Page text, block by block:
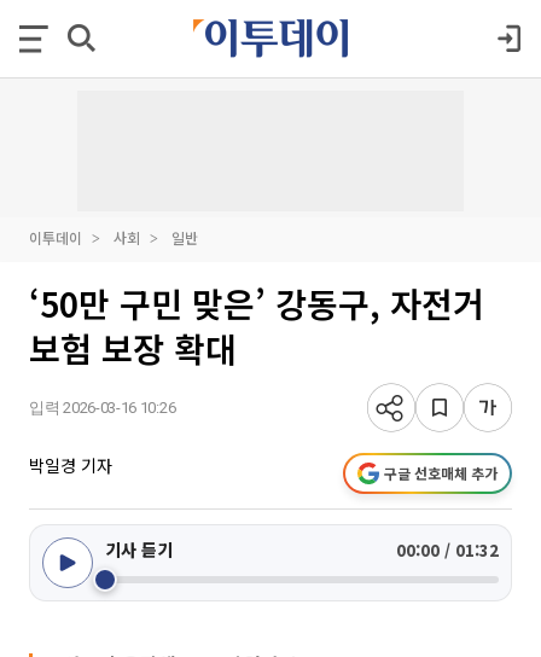
이투데이 사회 일반
‘50만 구민 맞은’ 강동구, 자전거
보험 보장 확대
입력 2026-03-16 10:26
박일경 기자 구글 선호매체 추가
기사 듣기 00:00 / 01:32